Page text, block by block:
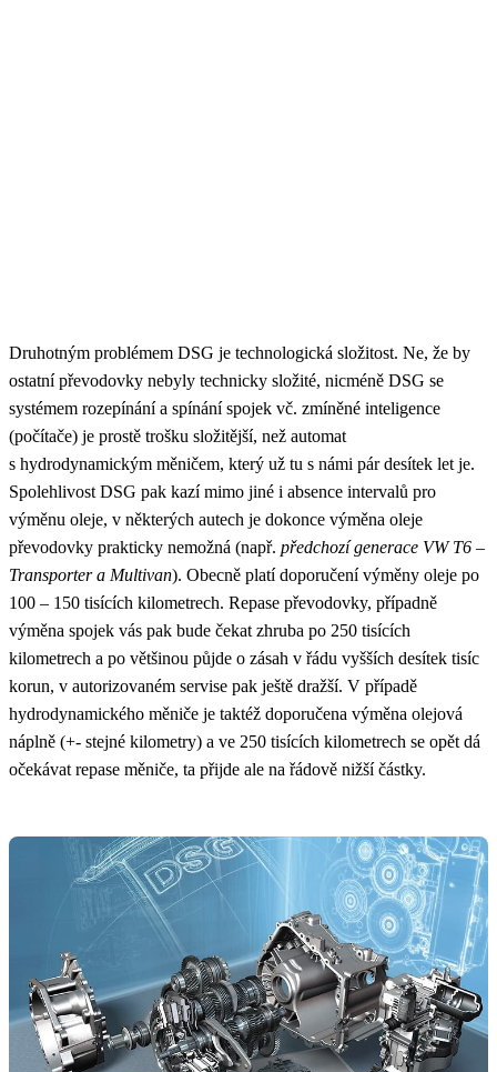
Druhotným problémem DSG je technologická složitost. Ne, že by
ostatní převodovky nebyly technicky složité, nicméně DSG se
systémem rozepínání a spínání spojek vč. zmíněné inteligence
(počítače) je prostě trošku složitější, než automat
s hydrodynamickým měničem, který už tu s námi pár desítek let je.
Spolehlivost DSG pak kazí mimo jiné i absence intervalů pro
výměnu oleje, v některých autech je dokonce výměna oleje
převodovky prakticky nemožná (např. předchozí generace VW T6 –
Transporter a Multivan). Obecně platí doporučení výměny oleje po
100 – 150 tisících kilometrech. Repase převodovky, případně
výměna spojek vás pak bude čekat zhruba po 250 tisících
kilometrech a po většinou půjde o zásah v řádu vyšších desítek tisíc
korun, v autorizovaném servise pak ještě dražší. V případě
hydrodynamického měniče je taktéž doporučena výměna olejová
náplně (+- stejné kilometry) a ve 250 tisících kilometrech se opět dá
očekávat repase měniče, ta přijde ale na řádově nižší částky.